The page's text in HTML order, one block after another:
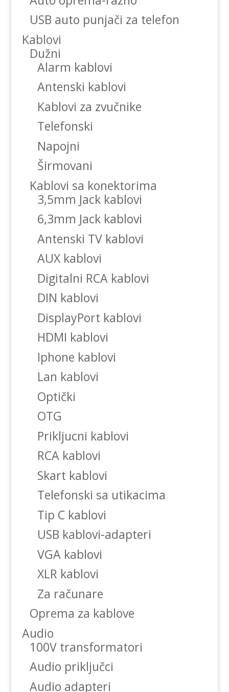
USB auto punjači za telefon
Kablovi
Dužni
Alarm kablovi
Antenski kablovi
Kablovi za zvučnike
Telefonski
Napojni
Širmovani
Kablovi sa konektorima
3,5mm Jack kablovi
6,3mm Jack kablovi
Antenski TV kablovi
AUX kablovi
Digitalni RCA kablovi
DIN kablovi
DisplayPort kablovi
HDMI kablovi
Iphone kablovi
Lan kablovi
Optički
OTG
Prikljucni kablovi
RCA kablovi
Skart kablovi
Telefonski sa utikacima
Tip C kablovi
USB kablovi-adapteri
VGA kablovi
XLR kablovi
Za računare
Oprema za kablove
Audio
100V transformatori
Audio priključci
Audio adapteri